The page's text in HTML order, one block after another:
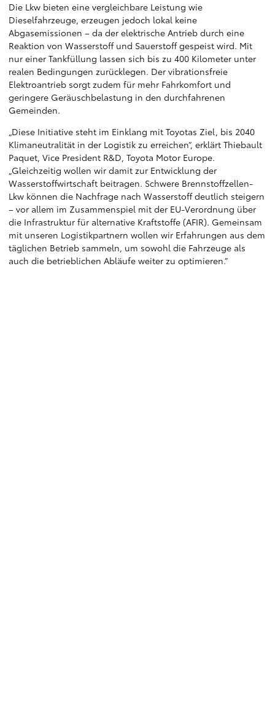
Die Lkw bieten eine vergleichbare Leistung wie
Dieselfahrzeuge, erzeugen jedoch lokal keine
Abgasemissionen – da der elektrische Antrieb durch eine
Reaktion von Wasserstoff und Sauerstoff gespeist wird. Mit
nur einer Tankfüllung lassen sich bis zu 400 Kilometer unter
realen Bedingungen zurücklegen. Der vibrationsfreie
Elektroantrieb sorgt zudem für mehr Fahrkomfort und
geringere Geräuschbelastung in den durchfahrenen
Gemeinden.
„Diese Initiative steht im Einklang mit Toyotas Ziel, bis 2040
Klimaneutralität in der Logistik zu erreichen“, erklärt Thiebault
Paquet, Vice President R&D, Toyota Motor Europe.
„Gleichzeitig wollen wir damit zur Entwicklung der
Wasserstoffwirtschaft beitragen. Schwere Brennstoffzellen-
Lkw können die Nachfrage nach Wasserstoff deutlich steigern
– vor allem im Zusammenspiel mit der EU-Verordnung über
die Infrastruktur für alternative Kraftstoffe (AFIR). Gemeinsam
mit unseren Logistikpartnern wollen wir Erfahrungen aus dem
täglichen Betrieb sammeln, um sowohl die Fahrzeuge als
auch die betrieblichen Abläufe weiter zu optimieren.”